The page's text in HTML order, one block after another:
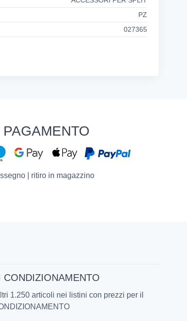
PZ
027365
| ritiro in magazzino
CONDIZIONAMENTO
1.250 articoli nei listini con prezzi per il